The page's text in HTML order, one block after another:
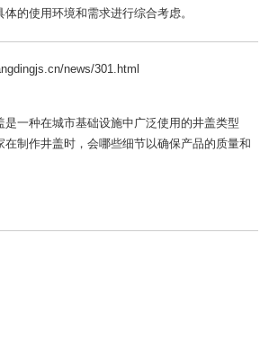
的使用环境和需求进行综合考虑。
news/301.html
是一种在城市基础设施中广泛使用的井盖类型
在制作井盖时，会哪些细节以确保产品的质量和